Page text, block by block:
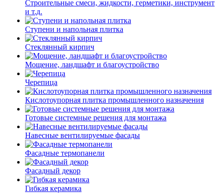
Строительные смеси, жидкости, герметики, инструмент
и т.д.
Ступени и напольная плитка
Cтеклянный кирпич
Мощение, ландшафт и благоустройство
Черепица
Кислотоупорная плитка промышленного назначения
Готовые системные решения для монтажа
Навесные вентилируемые фасады
Фасадные термопанели
Фасадный декор
Гибкая керамика